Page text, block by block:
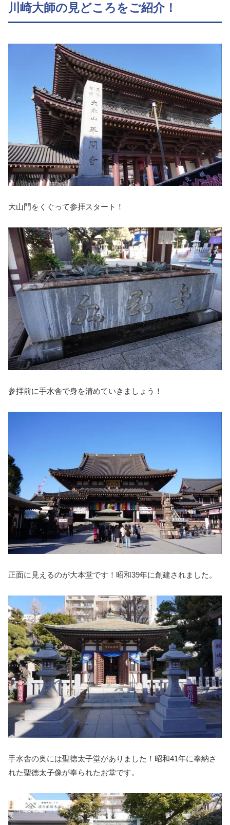
川崎大師の見どころをご紹介！
大山門をくぐって参拝スタート！
参拝前に手水舎で身を清めていきましょう！
正面に見えるのが大本堂です！昭和39年に創建されました。
手水舎の奥には聖徳太子堂がありました！昭和41年に奉納さ
れた聖徳太子像が奉られたお堂です。